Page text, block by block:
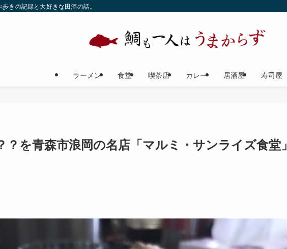
きの記録と大好きな田酒の話。
ラーメン 食堂 喫茶店 カレー 居酒屋 寿司屋
？を青森市浪岡の名店「マルミ・サンライズ食堂」